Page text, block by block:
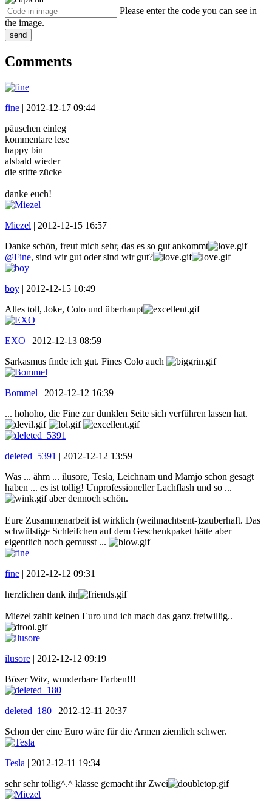
Please enter the code you can see in
the image.
send
Comments
fine | 2012-12-17 09:44
päuschen einleg
kommentare lese
happy bin
alsbald wieder
die stifte zücke
danke euch!
Miezel | 2012-12-15 16:57
Danke schön, freut mich sehr, das es so gut ankommt
@Fine, sind wir gut oder sind wir gut?
boy | 2012-12-15 10:49
Alles toll, Joke, Colo und überhaupt
EXO | 2012-12-13 08:59
Sarkasmus finde ich gut. Fines Colo auch
Bommel | 2012-12-12 16:39
... hohoho, die Fine zur dunklen Seite sich verführen lassen hat.
deleted_5391 | 2012-12-12 13:59
Was ... ähm ... ilusore, Tesla, Leichnam und Mamjo schon gesagt
haben ... es ist tollig! Unprofessioneller Lachflash und so ...
aber dennoch schön.
Eure Zusammenarbeit ist wirklich (weihnachtsent-)zauberhaft. Das
schwülstige Schleifchen auf dem Geschenkpaket hätte aber
eigentlich noch gemusst ...
fine | 2012-12-12 09:31
herzlichen dank ihr
Miezel zahlt keinen Euro und ich mach das ganz freiwillig..
ilusore | 2012-12-12 09:19
Böser Witz, wunderbare Farben!!!
deleted_180 | 2012-12-11 20:37
Schon der eine Euro wäre für die Armen ziemlich schwer.
Tesla | 2012-12-11 19:34
sehr sehr tollig^.^ klasse gemacht ihr Zwei